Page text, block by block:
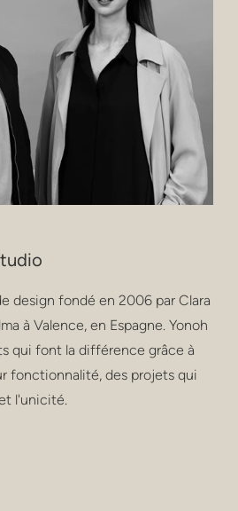
design fondé en 2006 par Clara
à Valence, en Espagne. Yonoh
qui font la différence grâce à
fonctionnalité, des projets qui
l'unicité.